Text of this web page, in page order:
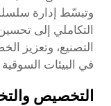
وتبسّط إدارة سلسلة
التكاملي إلى
التصنيع، وتعزيز
في البيئات
التخصيص